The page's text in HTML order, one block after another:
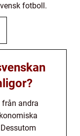
fotboll.
andra